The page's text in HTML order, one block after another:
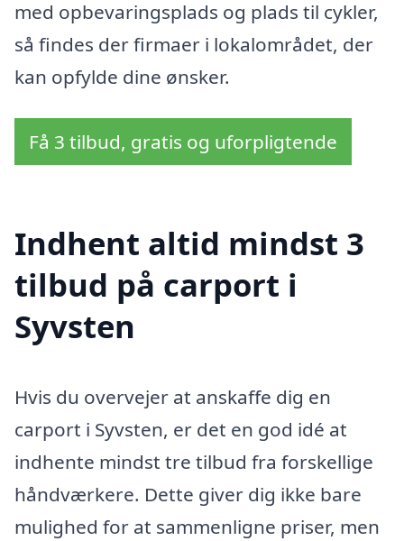
med opbevaringsplads og plads til cykler,
så findes der firmaer i lokalområdet, der
kan opfylde dine ønsker.
Få 3 tilbud, gratis og uforpligtende
Indhent altid mindst 3
tilbud på carport i
Syvsten
Hvis du overvejer at anskaffe dig en
carport i Syvsten, er det en god idé at
indhente mindst tre tilbud fra forskellige
håndværkere. Dette giver dig ikke bare
mulighed for at sammenligne priser, men